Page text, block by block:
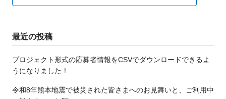
最近の投稿
プロジェクト形式の応募者情報をCSVでダウンロードできるよ
うになりました！
令和8年熊本地震で被災された皆さまへのお見舞いと、ご利用中